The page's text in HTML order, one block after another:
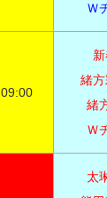
Ｗ
09:00
緒
緒
Ｗ
太